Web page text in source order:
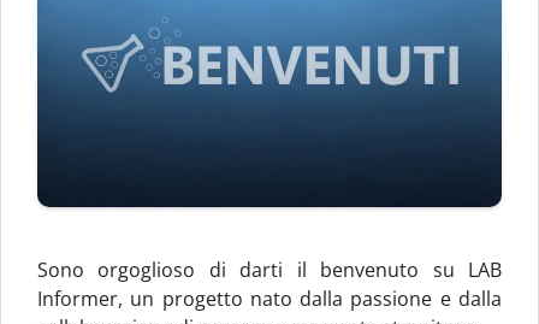
Sono orgoglioso di darti il benvenuto su LAB
Informer, un progetto nato dalla passione e dalla